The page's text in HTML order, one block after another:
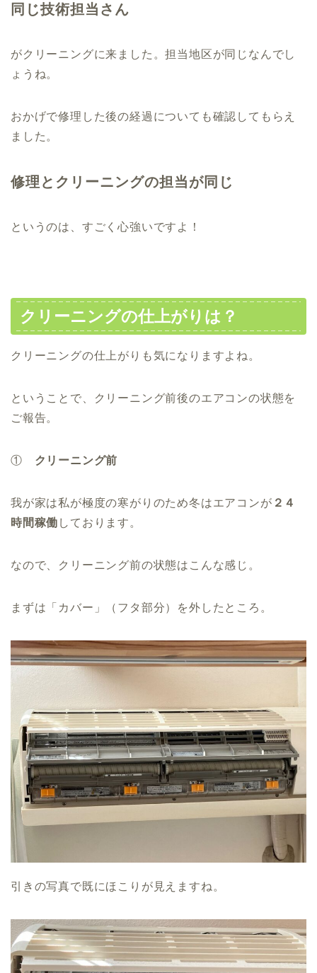
同じ技術担当さん
がクリーニングに来ました。担当地区が同じなんでし
ょうね。
おかげで修理した後の経過についても確認してもらえ
ました。
修理とクリーニングの担当が同じ
というのは、すごく心強いですよ！
クリーニングの仕上がりは？
クリーニングの仕上がりも気になりますよね。
ということで、クリーニング前後のエアコンの状態を
ご報告。
① クリーニング前
我が家は私が極度の寒がりのため冬はエアコンが ２４
時間稼働 しております。
なので、クリーニング前の状態はこんな感じ。
まずは「カバー」（フタ部分）を外したところ。
引きの写真で既にほこりが見えますね。